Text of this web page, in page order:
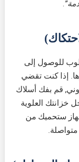
.
للوصول إلى
إذا كنت تقضي
قم بفك أسلاك
العلوية
ستحميك من